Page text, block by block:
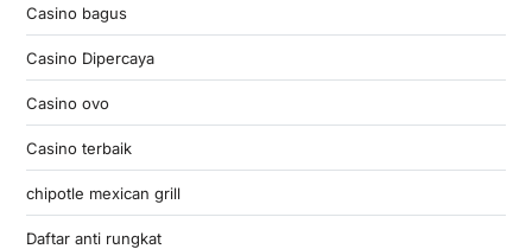
Casino bagus
Casino Dipercaya
Casino ovo
Casino terbaik
chipotle mexican grill
Daftar anti rungkat